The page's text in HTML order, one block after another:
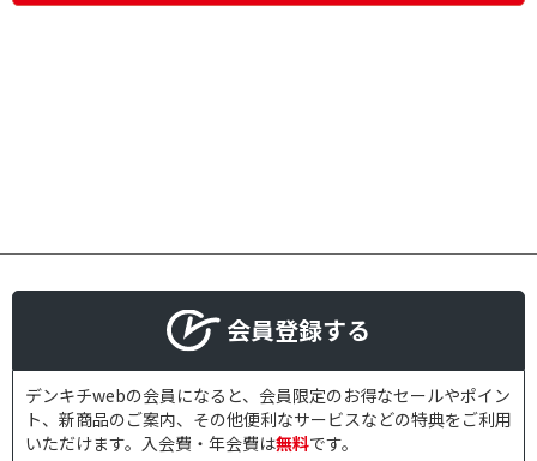
会員登録する
デンキチwebの会員になると、会員限定のお得なセールやポイン
ト、新商品のご案内、その他便利なサービスなどの特典をご利用
いただけます。入会費・年会費は無料です。